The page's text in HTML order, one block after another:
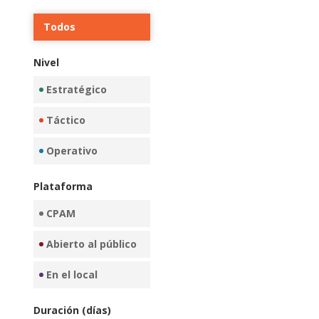
Todos
Estratégico
Táctico
Operativo
CPAM
Abierto al público
En el local